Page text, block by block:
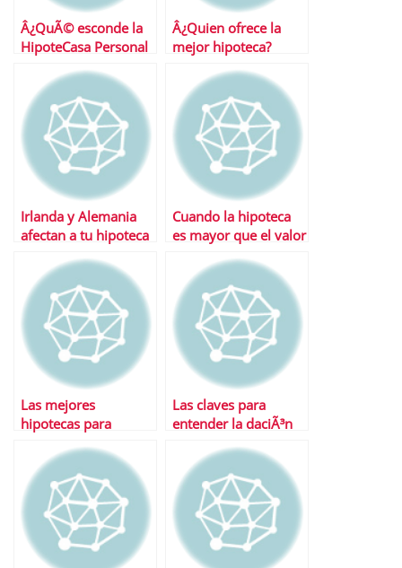
Â¿QuÃ© esconde la
HipoteCasa Personal
Â¿Quien ofrece la
mejor hipoteca?
misterio
Irlanda y Alemania
afectan a tu hipoteca
Cuando la hipoteca
es mayor que el valor
Las mejores
hipotecas para
Las claves para
entender la daciÃ³n